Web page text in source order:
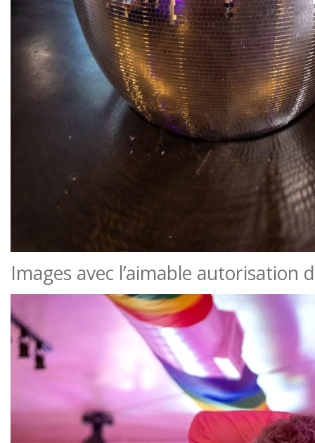
Images avec l’aimable autorisation